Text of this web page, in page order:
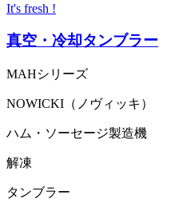
It's fresh !
真空・冷却タンブラー
MAHシリーズ
NOWICKI（ノヴィッキ）
ハム・ソーセージ製造機
解凍
タンブラー